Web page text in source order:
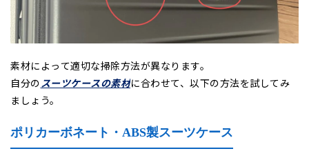
素材によって適切な掃除方法が異なります。
自分の スーツケースの素材に合わせて、以下の方法を試してみ
ましょう。
ポリカーボネート・ABS製スーツケース